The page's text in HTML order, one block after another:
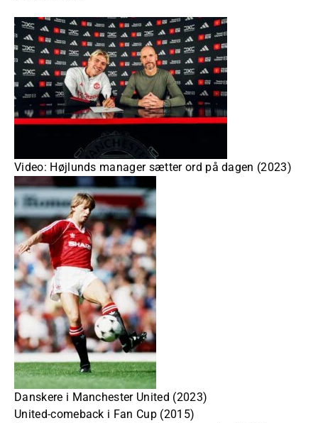
Video: Højlunds manager sætter ord på dagen (2023)
Danskere i Manchester United (2023)
United-comeback i Fan Cup (2015)